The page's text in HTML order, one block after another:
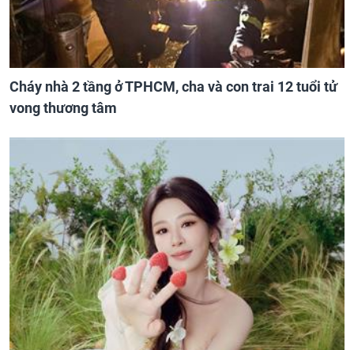
Cháy nhà 2 tầng ở TPHCM, cha và con trai 12 tuổi tử
vong thương tâm